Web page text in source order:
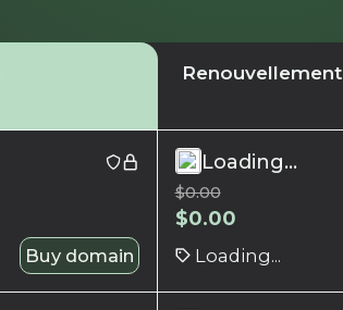
Renouvellement
Buy domain
Loading...
$0.00
$0.00
Loading...